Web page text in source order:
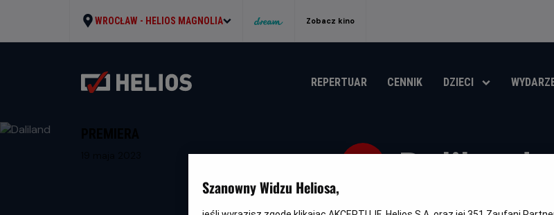
WROCŁAW - HELIOS MAGNOLIA Zobacz kino
REPERTUAR CENNIK DZIECI
Daliland
wiek
trwania
Szanowny Widzu Heliosa,